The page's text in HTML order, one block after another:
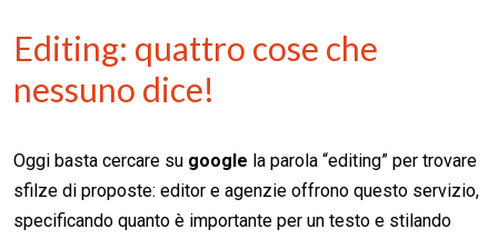
Editing: quattro cose che
nessuno dice!
Oggi basta cercare su google la parola “editing” per trovare
sfilze di proposte: editor e agenzie offrono questo servizio,
specificando quanto è importante per un testo e stilando